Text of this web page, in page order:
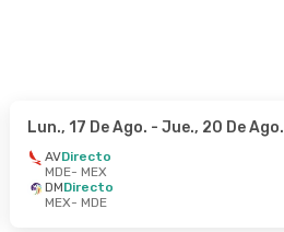
Lun., 17 De Ago. - Jue., 20 De Ago.
AVDirecto
MDE- MEX
DMDirecto
MEX- MDE